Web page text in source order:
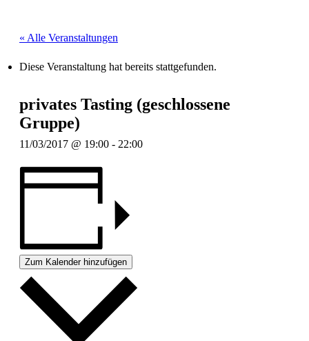
« Alle Veranstaltungen
Diese Veranstaltung hat bereits stattgefunden.
privates Tasting (geschlossene
Gruppe)
11/03/2017 @ 19:00 - 22:00
Zum Kalender hinzufügen